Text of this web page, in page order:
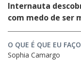
Internauta
com medo de ser
O QUE É QUE EU
Sophia Camargo